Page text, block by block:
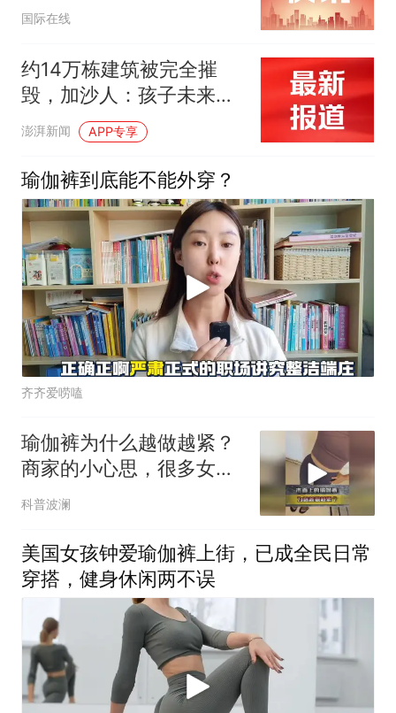
国际在线
约14万栋建筑被完全摧
毁，加沙人：孩子未来已
被摧毁
澎湃新闻 APP专享
瑜伽裤到底能不能外穿？
齐齐爱唠嗑
瑜伽裤为什么越做越紧？
商家的小心思，很多女生
压根没察觉
科普波澜
美国女孩钟爱瑜伽裤上街，已成全民日常
穿搭，健身休闲两不误